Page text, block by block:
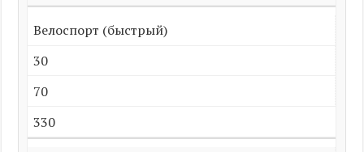
Велоспорт (быстрый)
30
70
330